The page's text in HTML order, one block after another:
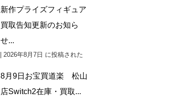
新作プライズフィギュア
買取告知更新のお知ら
せ...
2026年8月7日 に投稿された
8月9日お宝買道楽 松山
店Switch2在庫・買取...